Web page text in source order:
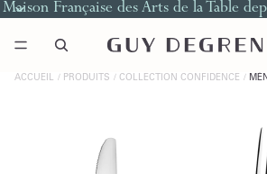
Maison Française des Arts de la Table
ACCUEIL PRODUITS COLLECTION CONFIDENCE